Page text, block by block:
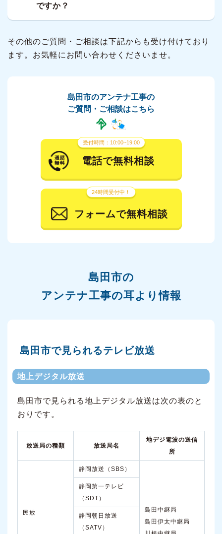
ですか？
その他のご質問・ご相談は下記からも受け付けており
ます。お気軽にお問い合わせくださいませ。
島田市のアンテナ工事の
ご質問・ご相談はこちら
受付時間：10:00~19:00
電話で無料相談
24時間受付中！
フォームで無料相談
島田市の
アンテナ工事の耳より情報
島田市で見られるテレビ放送
地上デジタル放送
島田市で見られる地上デジタル放送は次の表のと
おりです。
放送局の種類 放送局名
地デジ電波の送信
所
民放
静岡放送（SBS）
島田中継局
島田伊太中継局
静岡第一テレビ
（SDT）
静岡朝日放送
（SATV）